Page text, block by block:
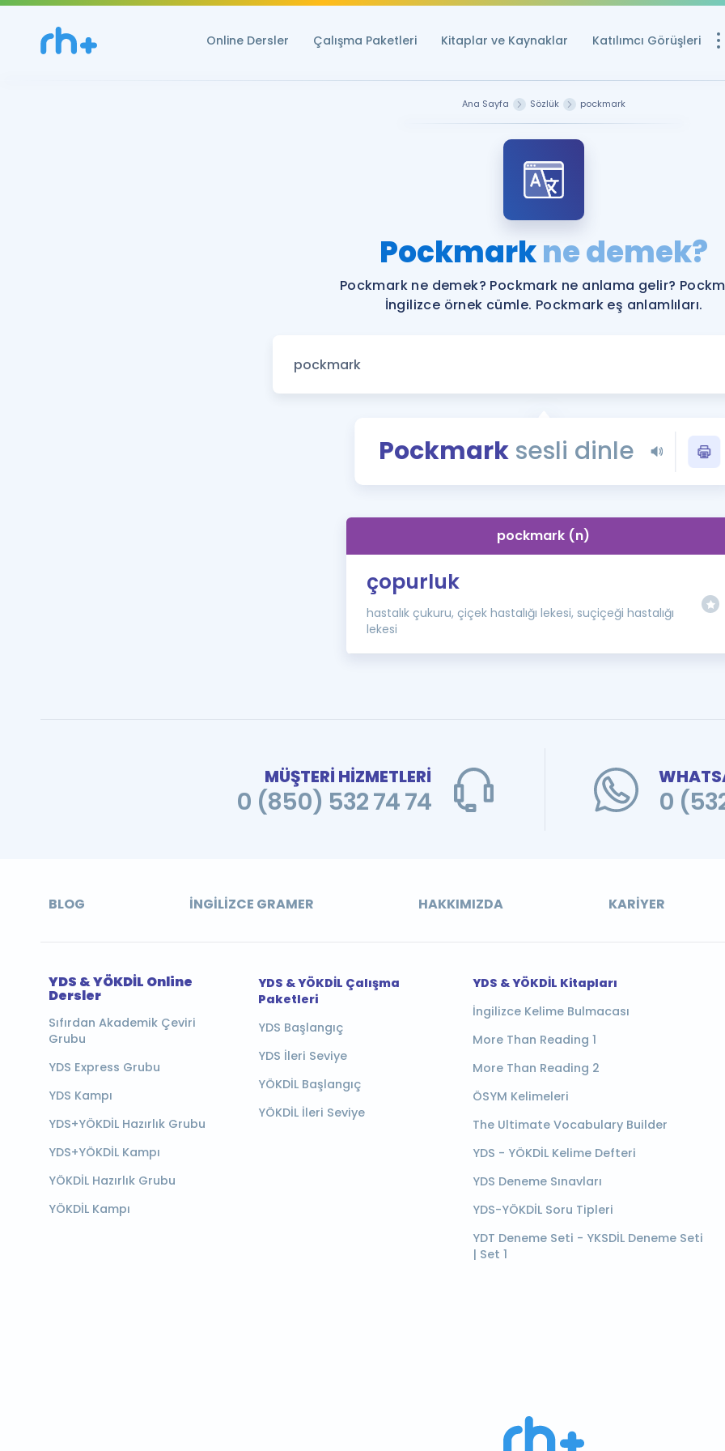
Online Dersler Çalışma Paketleri Kitaplar ve Kaynaklar Katılımcı Görüşleri
YDS ve YÖKDİL
YDS ve YÖKDİL'e
Tüm ÖSYM
YDS - YÖKDİL
İngilizce
Ana Sayfa Sözlük pockmark
Pockmarkne demek?
Pockmark ne demek? Pockmark ne anlama gelir?
İngilizce örnek cümle. Pockmark eş anlamlıları.
Pockmark sesli dinle
pockmark (n)
çopurluk
hastalık çukuru, çiçek hastalığı lekesi, suçiçeği hastalığı
lekesi
MÜŞTERİ HİZMETLERİ
0 (850) 532 74 74 0
BLOG İNGILIZCE GRAMER HAKKIMIZDA KARIYER
YDS & YÖKDİL Online
Dersler
Sıfırdan Akademik Çeviri
Grubu
YDS Express Grubu
YDS Kampı
YDS+YÖKDİL Hazırlık Grubu
YDS+YÖKDİL Kampı
YÖKDİL Hazırlık Grubu
YÖKDİL Kampı
YDS & YÖKDİL Çalışma
Paketleri
YDS Başlangıç
YDS İleri Seviye
YÖKDİL Başlangıç
YÖKDİL İleri Seviye
YDS & YÖKDİL Kitapları
İngilizce Kelime Bulmacası
More Than Reading 1
More Than Reading 2
ÖSYM Kelimeleri
The Ultimate Vocabulary Builder
YDS - YÖKDİL Kelime Defteri
YDS Deneme Sınavları
YDS-YÖKDİL Soru Tipleri
YDT Deneme Seti - YKSDİL Deneme Seti
| Set 1